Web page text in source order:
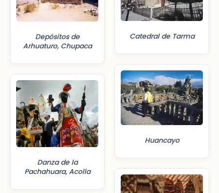
Depósitos de
Arhuaturo, Chupaca
Danza de la
Pachahuara, Acolla
Catedral de Tarma
Huancayo